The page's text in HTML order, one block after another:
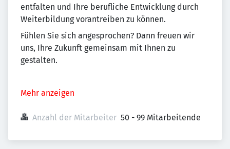
entfalten und Ihre berufliche Entwicklung durch
Weiterbildung vorantreiben zu können.
Fühlen Sie sich angesprochen? Dann freuen wir
uns, Ihre Zukunft gemeinsam mit Ihnen zu
gestalten.
Mehr anzeigen
Anzahl der Mitarbeiter 50 - 99 Mitarbeitende